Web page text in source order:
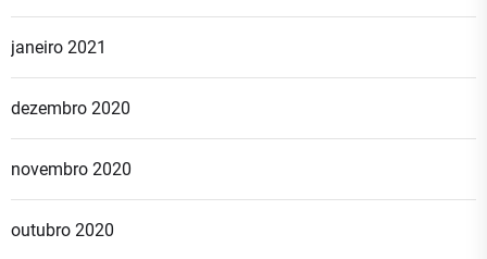
janeiro 2021
dezembro 2020
novembro 2020
outubro 2020